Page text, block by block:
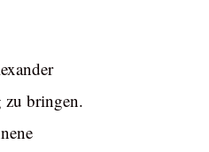
zu bringen.